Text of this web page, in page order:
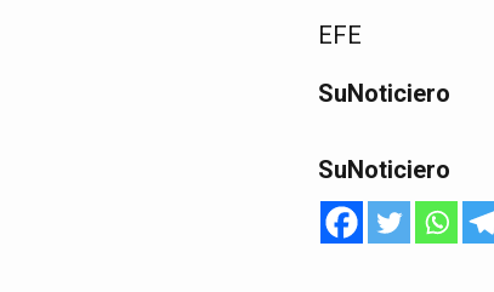
EFE
SuNoticiero
SuNoticiero